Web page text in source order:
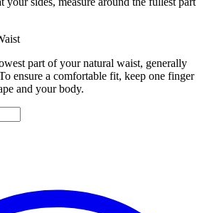
part of your natural waist, generally
ensure a comfortable fit, keep one finger
and your body.